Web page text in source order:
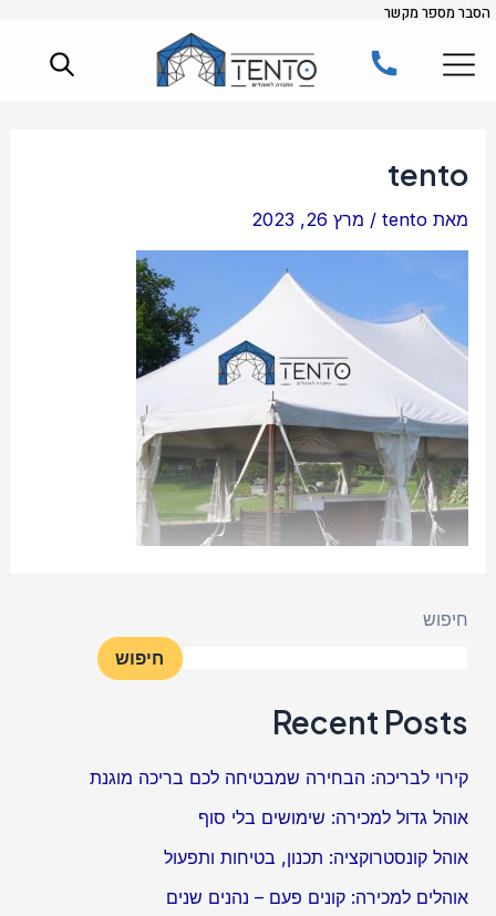
דילוג
לתוכן
הסבר מספר מקשר
tento
מאתtento
/ מרץ 26, 2023
חיפוש
חיפוש
Recent Posts
קירוי לבריכה: הבחירה שמבטיחה לכם בריכה מוגנת
אוהל גדול למכירה: שימושים בלי סוף
אוהל קונסטרוקציה: תכנון, בטיחות ותפעול
אוהלים למכירה: קונים פעם – נהנים שנים